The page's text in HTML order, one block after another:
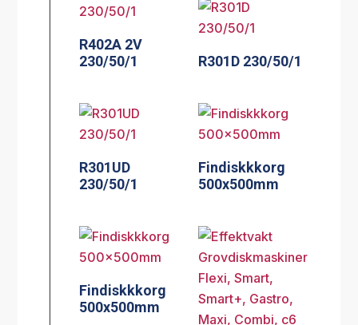
R402A 2V
230/50/1
R301D 230/50/1
R301UD
230/50/1
Findiskkkorg
500x500mm
Findiskkkorg
500x500mm